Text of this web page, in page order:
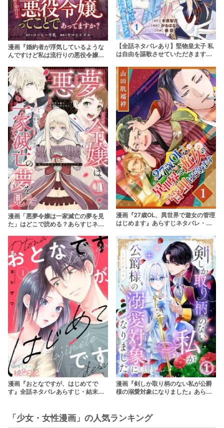
漫画『婚約者が浮気しているような
んですけど私は流行りの悪役令嬢っ
全巻・結末最終回は？無料で読め
る？raw注意
【全話ネタバレあり】堅物皇太子 私
は自由を謳歌させていただきますの
のは危険！
漫画「悪夢令嬢は一家滅亡の夢を見
た」はどこで読める？あらすじネタ
漫画『27歳OL、異世界で遊女の管理
はじめます』あらすじネタバレ・無
めよう
漫画『おとなですが、はじめてで
す』全話ネタバレあらすじ・結末最
漫画『剣しか取り柄のない私が公爵
様の溺愛対象になりました』あらす
「少女・女性漫画」の人気ランキング